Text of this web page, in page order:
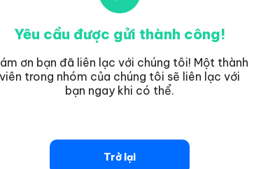
Yêu cầu được gửi thành công!
ơn bạn đã liên lạc với chúng tôi! Một thành
viên trong nhóm của chúng tôi sẽ liên lạc với
bạn ngay khi có thể.
Trở lại